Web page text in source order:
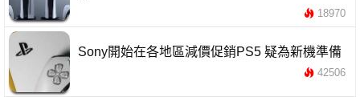
18970
Sony開始在各地區減價促銷PS5 疑為新機準備
42506